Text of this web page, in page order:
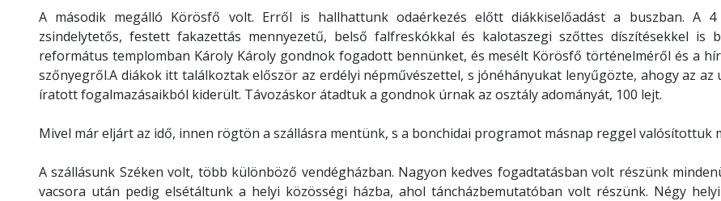
A második megálló Körösfő volt. Erről is hallhattunk odaérkezés előtt diákkiselőadást a buszban. A 4
zsindelytetős, festett fakazettás mennyezetű, belső falfreskókkal és kalotaszegi szőttes díszítésekkel is
református templomban Károly Károly gondnok fogadott bennünket, és mesélt Körösfő történelméről és a
szőnyegről.A diákok itt találkoztak először az erdélyi népművészettel, s jónéhányukat lenyűgözte, ahogy az az
íratott fogalmazásaikból kiderült. Távozáskor átadtuk a gondnok úrnak az osztály adományát, 100 lejt.
Mivel már eljárt az idő, innen rögtön a szállásra mentünk, s a bonchidai programot másnap reggel valósítottuk
A szállásunk Széken volt, több különböző vendégházban. Nagyon kedves fogadtatásban volt részünk
vacsora után pedig elsétáltunk a helyi közösségi házba, ahol táncházbemutatóban volt részünk. Négy